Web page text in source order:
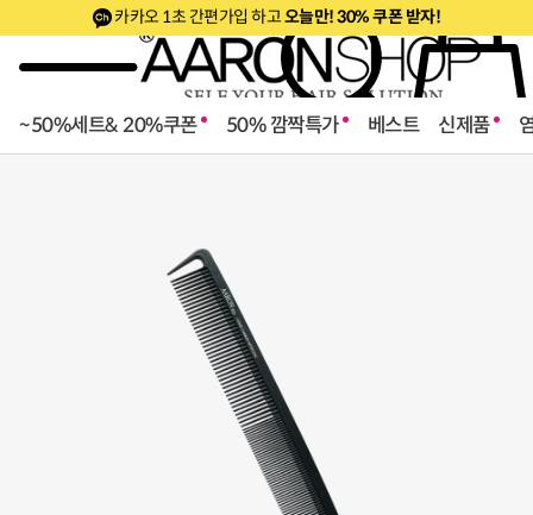
카카오 1초 간편가입 하고오늘만! 30% 쿠폰 받자!
~50%세트& 20%쿠폰 50% 깜짝특가 베스트 신제품